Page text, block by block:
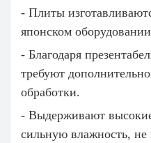
- Плиты
японском
- Благодаря
требуют
обработки.
- Выдерживают
сильную влажность,